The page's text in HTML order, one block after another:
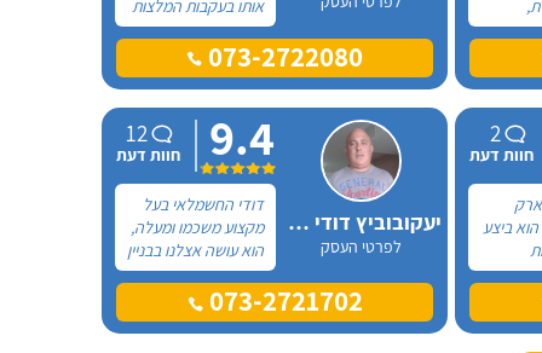
אותו בעקבות המלצות
רבות מפה לאוזן
להחלפת מפסק בדוד
שמש והוא קודם כל
תמונות של הבעיה
ולאחר מכן, נתן לי
הצעת מחיר סבירה אז
הזמנתי אותו.
073-2722080
2
חוות דעת
ביצע
ב2 בניינים
זו
יעקובוביץ דודי חשמלאי
לפרטי העסק
9.4
12
חוות דעת
דודי החשמלאי בעל
מקצוע משכמו ומעלה,
הוא עושה אצלנו בבניין
את כל עבודות
החשמל וכולנו מרוצים
עד הגג - מומלץ בחום!073-2721702